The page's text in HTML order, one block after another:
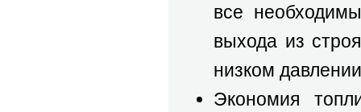
все
выхода из
низком
Экономия